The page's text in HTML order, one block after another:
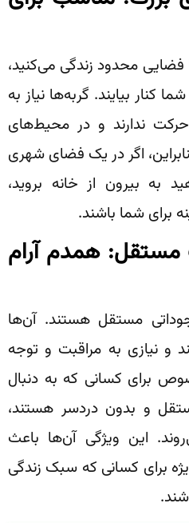
فضایی محدود زندگی می‌کنید،
کنار بیایند. گربه‌ها نیاز به
ندارند و در محیط‌های
اگر در یک فضای شهری
به بیرون از خانه بروید،
برای شما باشند.
همدم آرام
مستقل هستند. آن‌ها
و نیازی به مراقبت و توجه
برای کسانی که به دنبال
و بدون دردسر هستند،
این ویژگی آن‌ها باعث
برای کسانی که سبک زندگی